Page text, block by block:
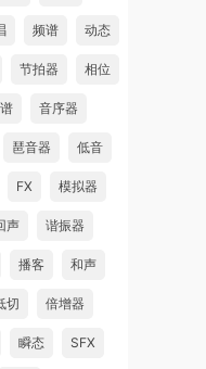
频谱 动态
节拍器 相位
音序器
琶音器 低音
FX 模拟器
声 谐振器
播客 和声
切 倍增器
瞬态 SFX